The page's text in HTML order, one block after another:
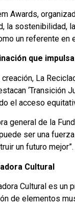
Awards,
la sostenibilidad,
un referente en
que
La
‘Transición
el acceso
general de la
ser una
un futuro mejor”.
Cultural
Cultural es un
de elementos